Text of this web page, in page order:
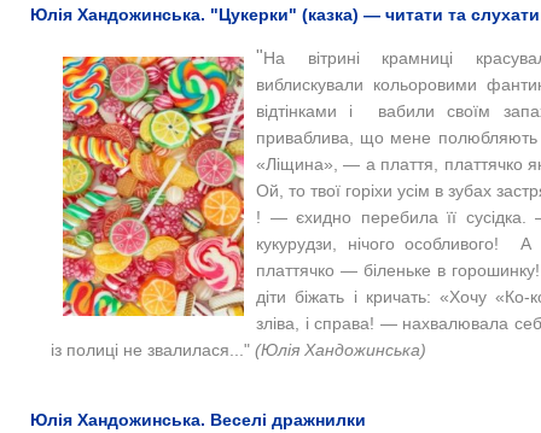
Юлія Хандожинська. "Цукерки" (казка) — читати та слухати
"На вітрині крамниці
виблискували кольоровими
відтінками і вабили своїм
приваблива, що мене полюбляють
«Ліщина», — а плаття, платтячко
Ой, то твої горіхи усім в зубах
! — єхидно перебила її
кукурудзи, нічого особливого!
платтячко — біленьке в
діти біжать і кричать: «Хочу
зліва, і справа! — нахвалювала
із полиці не звалилася..." (Юлія Хандожинська)
Юлія Хандожинська. Веселі дражнилки